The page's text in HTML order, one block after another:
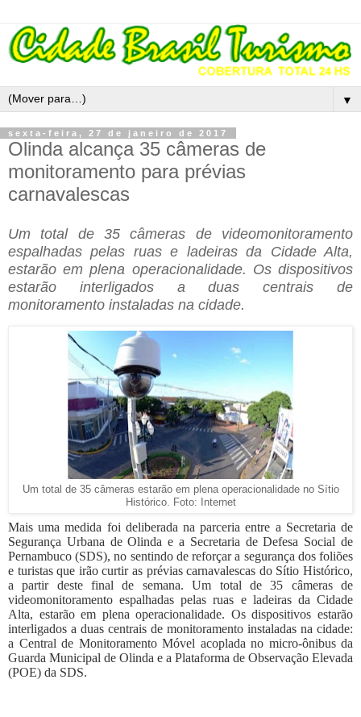
▼
sexta-feira, 27 de janeiro de 2017
Olinda alcança 35 câmeras de
monitoramento para prévias
carnavalescas
Um total de 35 câmeras de videomonitoramento
espalhadas pelas ruas e ladeiras da Cidade Alta,
estarão em plena operacionalidade. Os dispositivos
estarão interligados a duas centrais de
monitoramento instaladas na cidade.
Um total de 35 câmeras estarão em plena operacionalidade no Sítio
Histórico. Foto: Internet
Mais uma medida foi deliberada na parceria entre a Secretaria de
Segurança Urbana de Olinda e a Secretaria de Defesa Social de
Pernambuco (SDS), no sentindo de reforçar a segurança dos foliões
e turistas que irão curtir as prévias carnavalescas do Sítio Histórico,
a partir deste final de semana. Um total de 35 câmeras de
videomonitoramento espalhadas pelas ruas e ladeiras da Cidade
Alta, estarão em plena operacionalidade. Os dispositivos estarão
interligados a duas centrais de monitoramento instaladas na cidade:
a Central de Monitoramento Móvel acoplada no micro-ônibus da
Guarda Municipal de Olinda e a Plataforma de Observação Elevada
(POE) da SDS.